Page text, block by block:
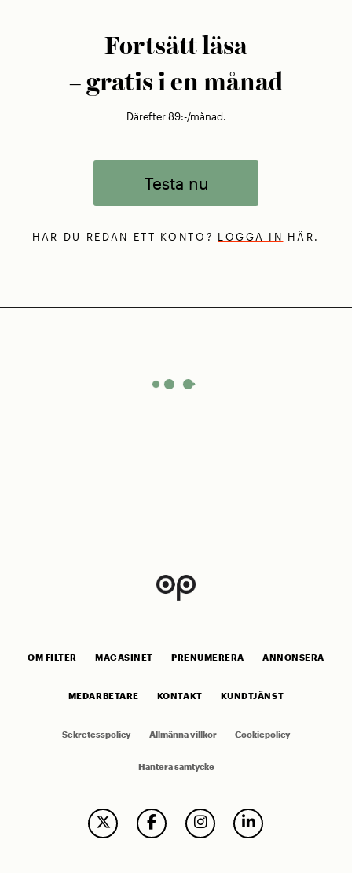
Fortsätt läsa
– gratis i en månad
Därefter 89:-/månad.
Testa nu
HAR DU REDAN ETT KONTO? LOGGA IN HÄR.
OM FILTER MAGASINET PRENUMERERA ANNONSERA
MEDARBETARE KONTAKT KUNDTJÄNST
Sekretesspolicy Allmänna villkor Cookiepolicy
Hantera samtycke